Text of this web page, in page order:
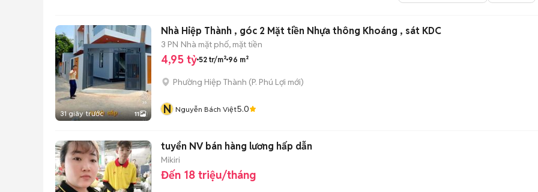
31 giây trước 11
Nhà Hiệp Thành , góc 2 Mặt tiền Nhựa thông Khoáng , sát KDC
3 PN Nhà mặt phố, mặt tiền
4,95 tỷ 52 tr/m² 96 m²
Phường Hiệp Thành (P. Phú Lợi mới)
N Nguyễn Bách Việt5.0
tuyển NV bán hàng lương hấp dẫn
Mikiri
Đến 18 triệu/tháng